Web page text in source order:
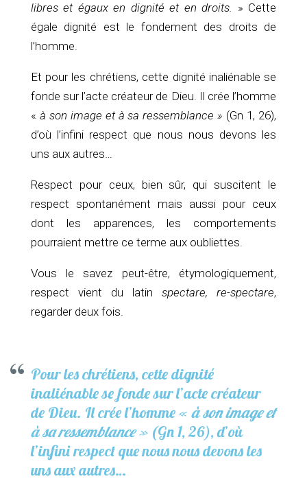
libres et égaux en dignité et en droits. » Cette
égale dignité est le fondement des droits de
l’homme.
Et pour les chrétiens, cette dignité inaliénable se
fonde sur l’acte créateur de Dieu. Il crée l’homme
« à son image et à sa ressemblance » (Gn 1, 26),
d’où l’infini respect que nous nous devons les
uns aux autres…
Respect pour ceux, bien sûr, qui suscitent le
respect spontanément mais aussi pour ceux
dont les apparences, les comportements
pourraient mettre ce terme aux oubliettes.
Vous le savez peut-être, étymologiquement,
respect vient du latinspectare, re-spectare,
regarder deux fois.
Pour les chrétiens, cette dignité
inaliénable se fonde sur l’acte créateur
de Dieu. Il crée l’homme « à son image et
à sa ressemblance » (Gn 1, 26), d’où
l’infini respect que nous nous devons les
uns aux autres…